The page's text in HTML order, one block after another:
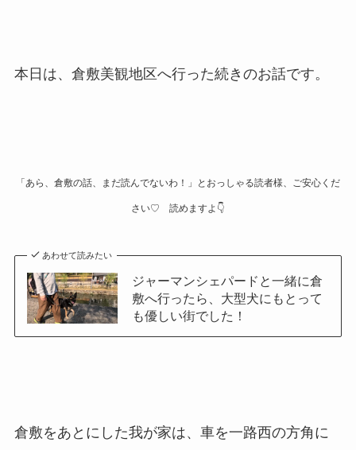
本日は、倉敷美観地区へ行った続きのお話です。
「あら、倉敷の話、まだ読んでないわ！」とおっしゃる読者様、ご安心くだ
さい♡ 読めますよ👇
あわせて読みたい
ジャーマンシェパードと一緒に倉
敷へ行ったら、大型犬にもとって
も優しい街でした！
倉敷をあとにした我が家は、車を一路西の方角に